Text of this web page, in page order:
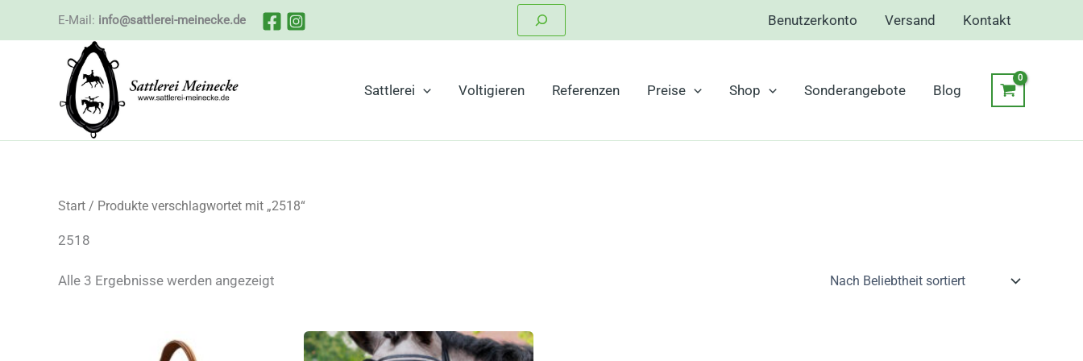
E-Mail: info@sattlerei-meinecke.de Benutzerkonto Versand Kontakt
Sattlerei Voltigieren Referenzen Preise Shop Sonderangebote Blog
Start / Produkte verschlagwortet mit „2518“
2518
Alle 3 Ergebnisse werden angezeigt